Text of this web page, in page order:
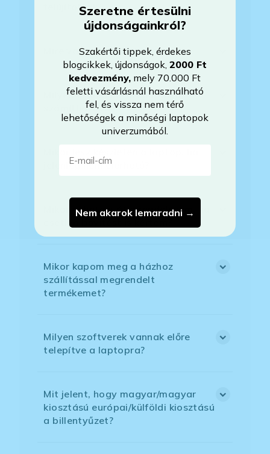
felújítottak?
Mire vonatkozik a garancia?
Milyen akkumulátorállapotra
számíthatok?
jelenleg nem elérhető?
Mikor vehetem át a rendelésem, ha
esetleg bővítést is kértem?
Mikor kapom meg a házhoz
szállítással megrendelt
termékemet?
Milyen szoftverek vannak előre
telepítve a laptopra?
Mit jelent, hogy magyar/magyar
kiosztású európai/külföldi kiosztású
a billentyűzet?
Szeretne értesülni
újdonságainkról?
Szakértői tippek, érdekes
blogcikkek, újdonságok,2000 Ft
kedvezmény, mely 70.000 Ft
feletti vásárlásnál használható
fel, és vissza nem térő
lehetőségek a minőségi laptopok
univerzumából.
Nem akarok lemaradni →